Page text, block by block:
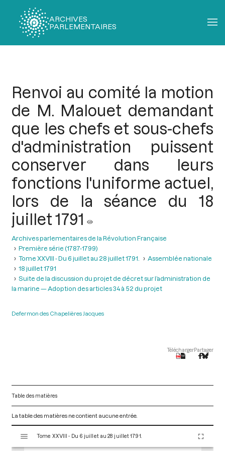
ARCHIVES
PARLEMENTAIRES
Renvoi au comité la motion
de M. Malouet demandant
que les chefs et sous-chefs
d'administration puissent
conserver dans leurs
fonctions l'uniforme actuel,
lors de la séance du 18
juillet 1791
Archives parlementaires de la Révolution Française
Première série (1787-1799)
Tome XXVIII - Du 6 juillet au 28 juillet 1791.
Assemblée nationale
18 juillet 1791
Suite de la discussion du projet de décret sur l’administration de
la marine — Adoption des articles 34 à 52 du projet
Defermon des Chapelières Jacques
TéléchargerPartager
Table des matières
La table des matières ne contient aucune entrée.
s
Tome XXVIII - Du 6 juillet au 28 juillet 1791.